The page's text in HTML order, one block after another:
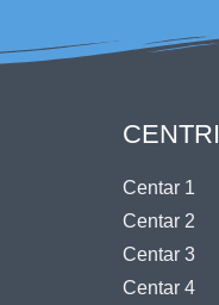
CENTRI
Centar 1
Centar 2
Centar 3
Centar 4